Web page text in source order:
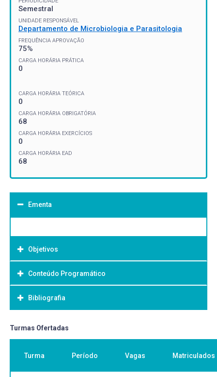
Semestral
UNIDADE RESPONSÁVEL
Departamento de Microbiologia e Parasitologia
FREQUÊNCIA APROVAÇÃO
75%
CARGA HORÁRIA PRÁTICA
0
CARGA HORÁRIA TEÓRICA
0
CARGA HORÁRIA OBRIGATÓRIA
68
CARGA HORÁRIA EXERCÍCIOS
0
CARGA HORÁRIA EAD
68
Ementa
Objetivos
Objetivo Geral:
Conteúdo Programático
Bibliografia
Bibliografia Básica:
Turmas Ofertadas
Turma Período Vagas Matriculados